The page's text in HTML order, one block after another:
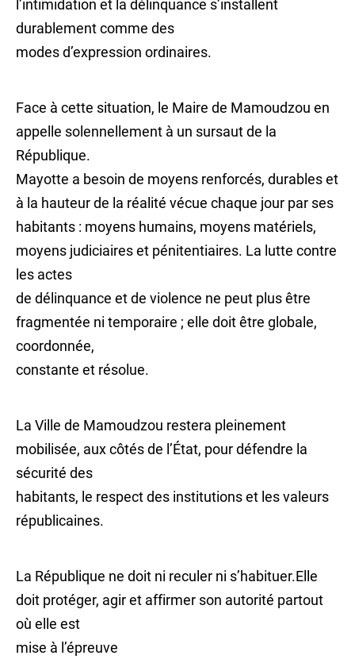
l’intimidation et la délinquance s’installent
durablement comme des
modes d’expression ordinaires.
Face à cette situation, le Maire de Mamoudzou en
appelle solennellement à un sursaut de la
République.
Mayotte a besoin de moyens renforcés, durables et
à la hauteur de la réalité vécue chaque jour par ses
habitants : moyens humains, moyens matériels,
moyens judiciaires et pénitentiaires. La lutte contre
les actes
de délinquance et de violence ne peut plus être
fragmentée ni temporaire ; elle doit être globale,
coordonnée,
constante et résolue.
La Ville de Mamoudzou restera pleinement
mobilisée, aux côtés de l’État, pour défendre la
sécurité des
habitants, le respect des institutions et les valeurs
républicaines.
La République ne doit ni reculer ni s’habituer.Elle
doit protéger, agir et affirmer son autorité partout
où elle est
mise à l’épreuve